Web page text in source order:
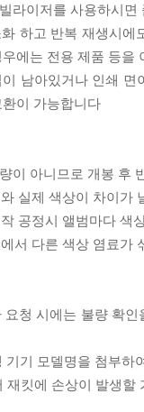
라이저를 사용하시
하고 반복 재생시
에는 전용 제품 등
남아있거나 인쇄
이 가능합니다
이 아니므로 개봉 후
실제 색상이 차이가
공정시 앨범마다 색
서 다른 색상 염료가
요청 시에는 불량 확
기기 모델명을 첨부하
재킷에 손상이 발생